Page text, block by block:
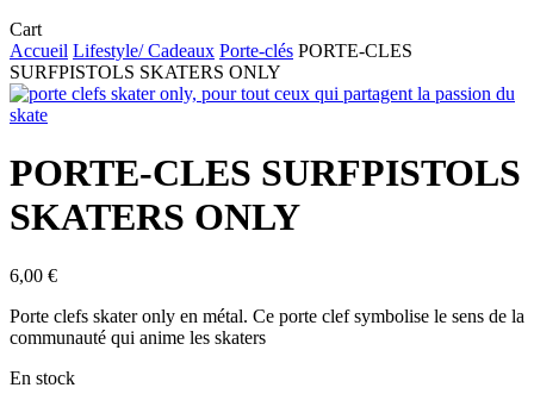
CartClose
Cart
Accueil Lifestyle/ Cadeaux Porte-clés PORTE-CLES
SURFPISTOLS SKATERS ONLY
PORTE-CLES SURFPISTOLS
SKATERS ONLY
6,00 €
Porte clefs skater only en métal. Ce porte clef symbolise le sens de la
communauté qui anime les skaters
En stock